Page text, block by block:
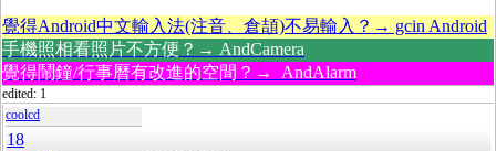
覺得Android中文輸入法(注音、倉頡)不易輸入？→ gcin Android
手機照相看照片不方便？→ AndCamera
覺得鬧鐘/行事曆有改進的空間？→ AndAlarm
edited: 1
coolcd
18